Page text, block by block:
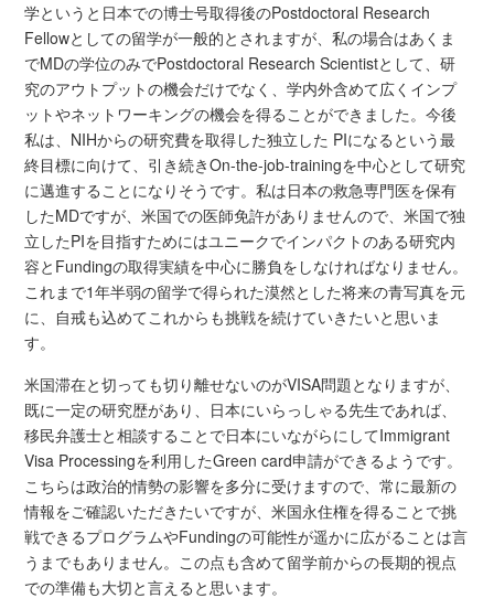
学というと日本での博士号取得後のPostdoctoral Research
Fellowとしての留学が一般的とされますが、私の場合はあくま
でMDの学位のみでPostdoctoral Research Scientistとして、研
究のアウトプットの機会だけでなく、学内外含めて広くインプ
ットやネットワーキングの機会を得ることができました。今後
私は、NIHからの研究費を取得した独立した PIになるという最
終目標に向けて、引き続きOn-the-job-trainingを中心として研究
に邁進することになりそうです。私は日本の救急専門医を保有
したMDですが、米国での医師免許がありませんので、米国で独
立したPIを目指すためにはユニークでインパクトのある研究内
容とFundingの取得実績を中心に勝負をしなければなりません。
これまで1年半弱の留学で得られた漠然とした将来の青写真を元
に、自戒も込めてこれからも挑戦を続けていきたいと思いま
す。
米国滞在と切っても切り離せないのがVISA問題となりますが、
既に一定の研究歴があり、日本にいらっしゃる先生であれば、
移民弁護士と相談することで日本にいながらにしてImmigrant
Visa Processingを利用したGreen card申請ができるようです。
こちらは政治的情勢の影響を多分に受けますので、常に最新の
情報をご確認いただきたいですが、米国永住権を得ることで挑
戦できるプログラムやFundingの可能性が遥かに広がることは言
うまでもありません。この点も含めて留学前からの長期的視点
での準備も大切と言えると思います。